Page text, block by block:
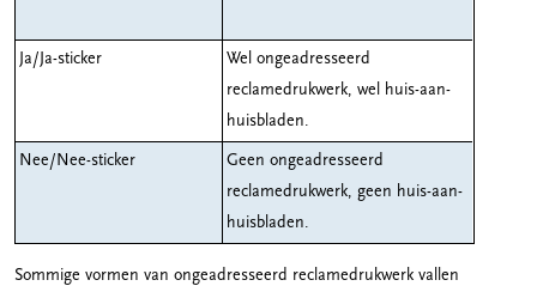
Ja/Ja-sticker
Wel ongeadresseerd
reclamedrukwerk, wel huis-aan-
huisbladen.
Nee/Nee-sticker
Geen ongeadresseerd
reclamedrukwerk, geen huis-aan-
huisbladen.
Sommige vormen van ongeadresseerd reclamedrukwerk vallen